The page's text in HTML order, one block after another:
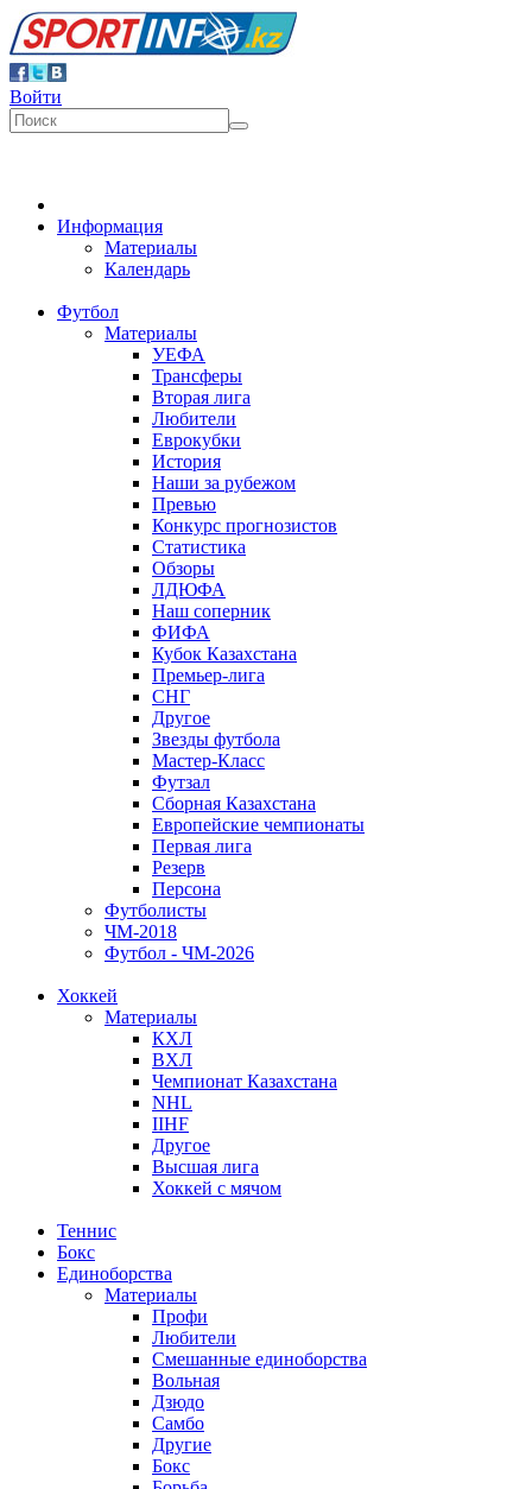
Войти
Информация
Материалы
Календарь
Футбол
Материалы
УЕФА
Трансферы
Вторая лига
Любители
Еврокубки
История
Наши за рубежом
Превью
Конкурс прогнозистов
Статистика
Обзоры
ЛДЮФА
Наш соперник
ФИФА
Кубок Казахстана
Премьер-лига
СНГ
Другое
Звезды футбола
Мастер-Класс
Футзал
Сборная Казахстана
Европейские чемпионаты
Первая лига
Резерв
Персона
Футболисты
ЧМ-2018
Футбол - ЧМ-2026
Хоккей
Материалы
КХЛ
ВХЛ
Чемпионат Казахстана
NHL
IIHF
Другое
Высшая лига
Хоккей с мячом
Теннис
Бокс
Единоборства
Материалы
Профи
Любители
Смешанные единоборства
Вольная
Дзюдо
Самбо
Другие
Бокс